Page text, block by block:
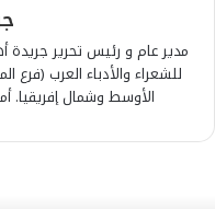
مدير عام و رئيس تحرير جريدة
للشعراء والأدباء العرب
الأوسط وشمال إفريقيا.